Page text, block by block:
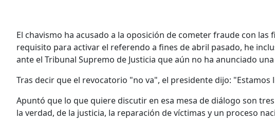
El chavismo ha acusado a la oposición de cometer fraude con
requisito para activar el referendo a fines de abril pasado, he
ante el Tribunal Supremo de Justicia que aún no ha anunciado
Tras decir que el revocatorio "no va", el presidente dijo:
Apuntó que lo que quiere discutir en esa mesa de diálogo son
la verdad, de la justicia, la reparación de víctimas y un proceso